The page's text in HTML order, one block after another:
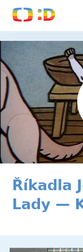
Říkadla
Lady —